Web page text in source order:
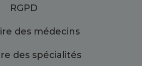
RGPD
des médecins
des spécialités